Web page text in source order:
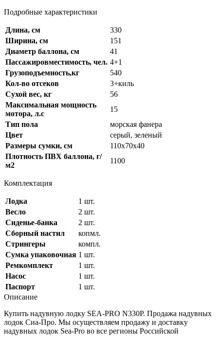
Подробные характеристики
Длина, см
330
Ширина, см
151
Диаметр баллона, см
41
Пассажировместимость, чел. 4+1
Грузоподъемность,кг
540
Кол-во отсеков
3+киль
Сухой вес, кг
56
Максимальная мощность
мотора, л.с
15
Тип пола
морская фанера
Цвет
серый, зеленый
Размеры сумки, см
110х70х40
Плотность ПВХ баллона, г/
м2
1100
Комплектация
Лодка
1 шт.
Весло
2 шт.
Сиденье-банка
2 шт.
Сборный настил
копмл.
Стрингеры
компл.
Сумка упаковочная 1 шт.
Ремкомплект
1 шт.
Насос
1 шт.
Паспорт
1 шт.
Описание
Купить надувную лодку SEA-PRO N330P. Продажа надувных
лодок Сиа-Про. Мы осуществляем продажу и доставку
надувных лодок Sea-Pro во все регионы Российской